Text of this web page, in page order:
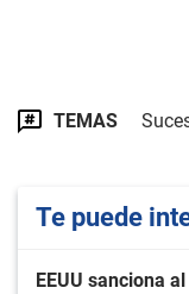
TEMAS
Te puede
EEUU sanciona